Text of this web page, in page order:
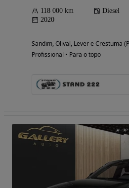
118 000 km Diesel
2020
Sandim, Olival, Lever e Crestuma
Profissional • Para o topo